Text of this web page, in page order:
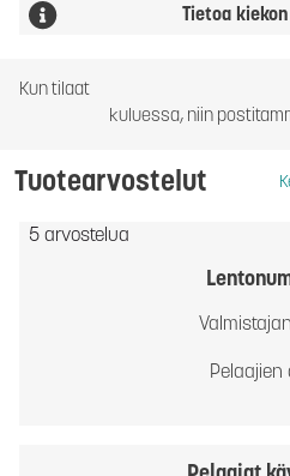
Tietoa
Kun tilaat
kuluessa, niin
Tuotearvostelut
5 arvostelua
Pelaajien